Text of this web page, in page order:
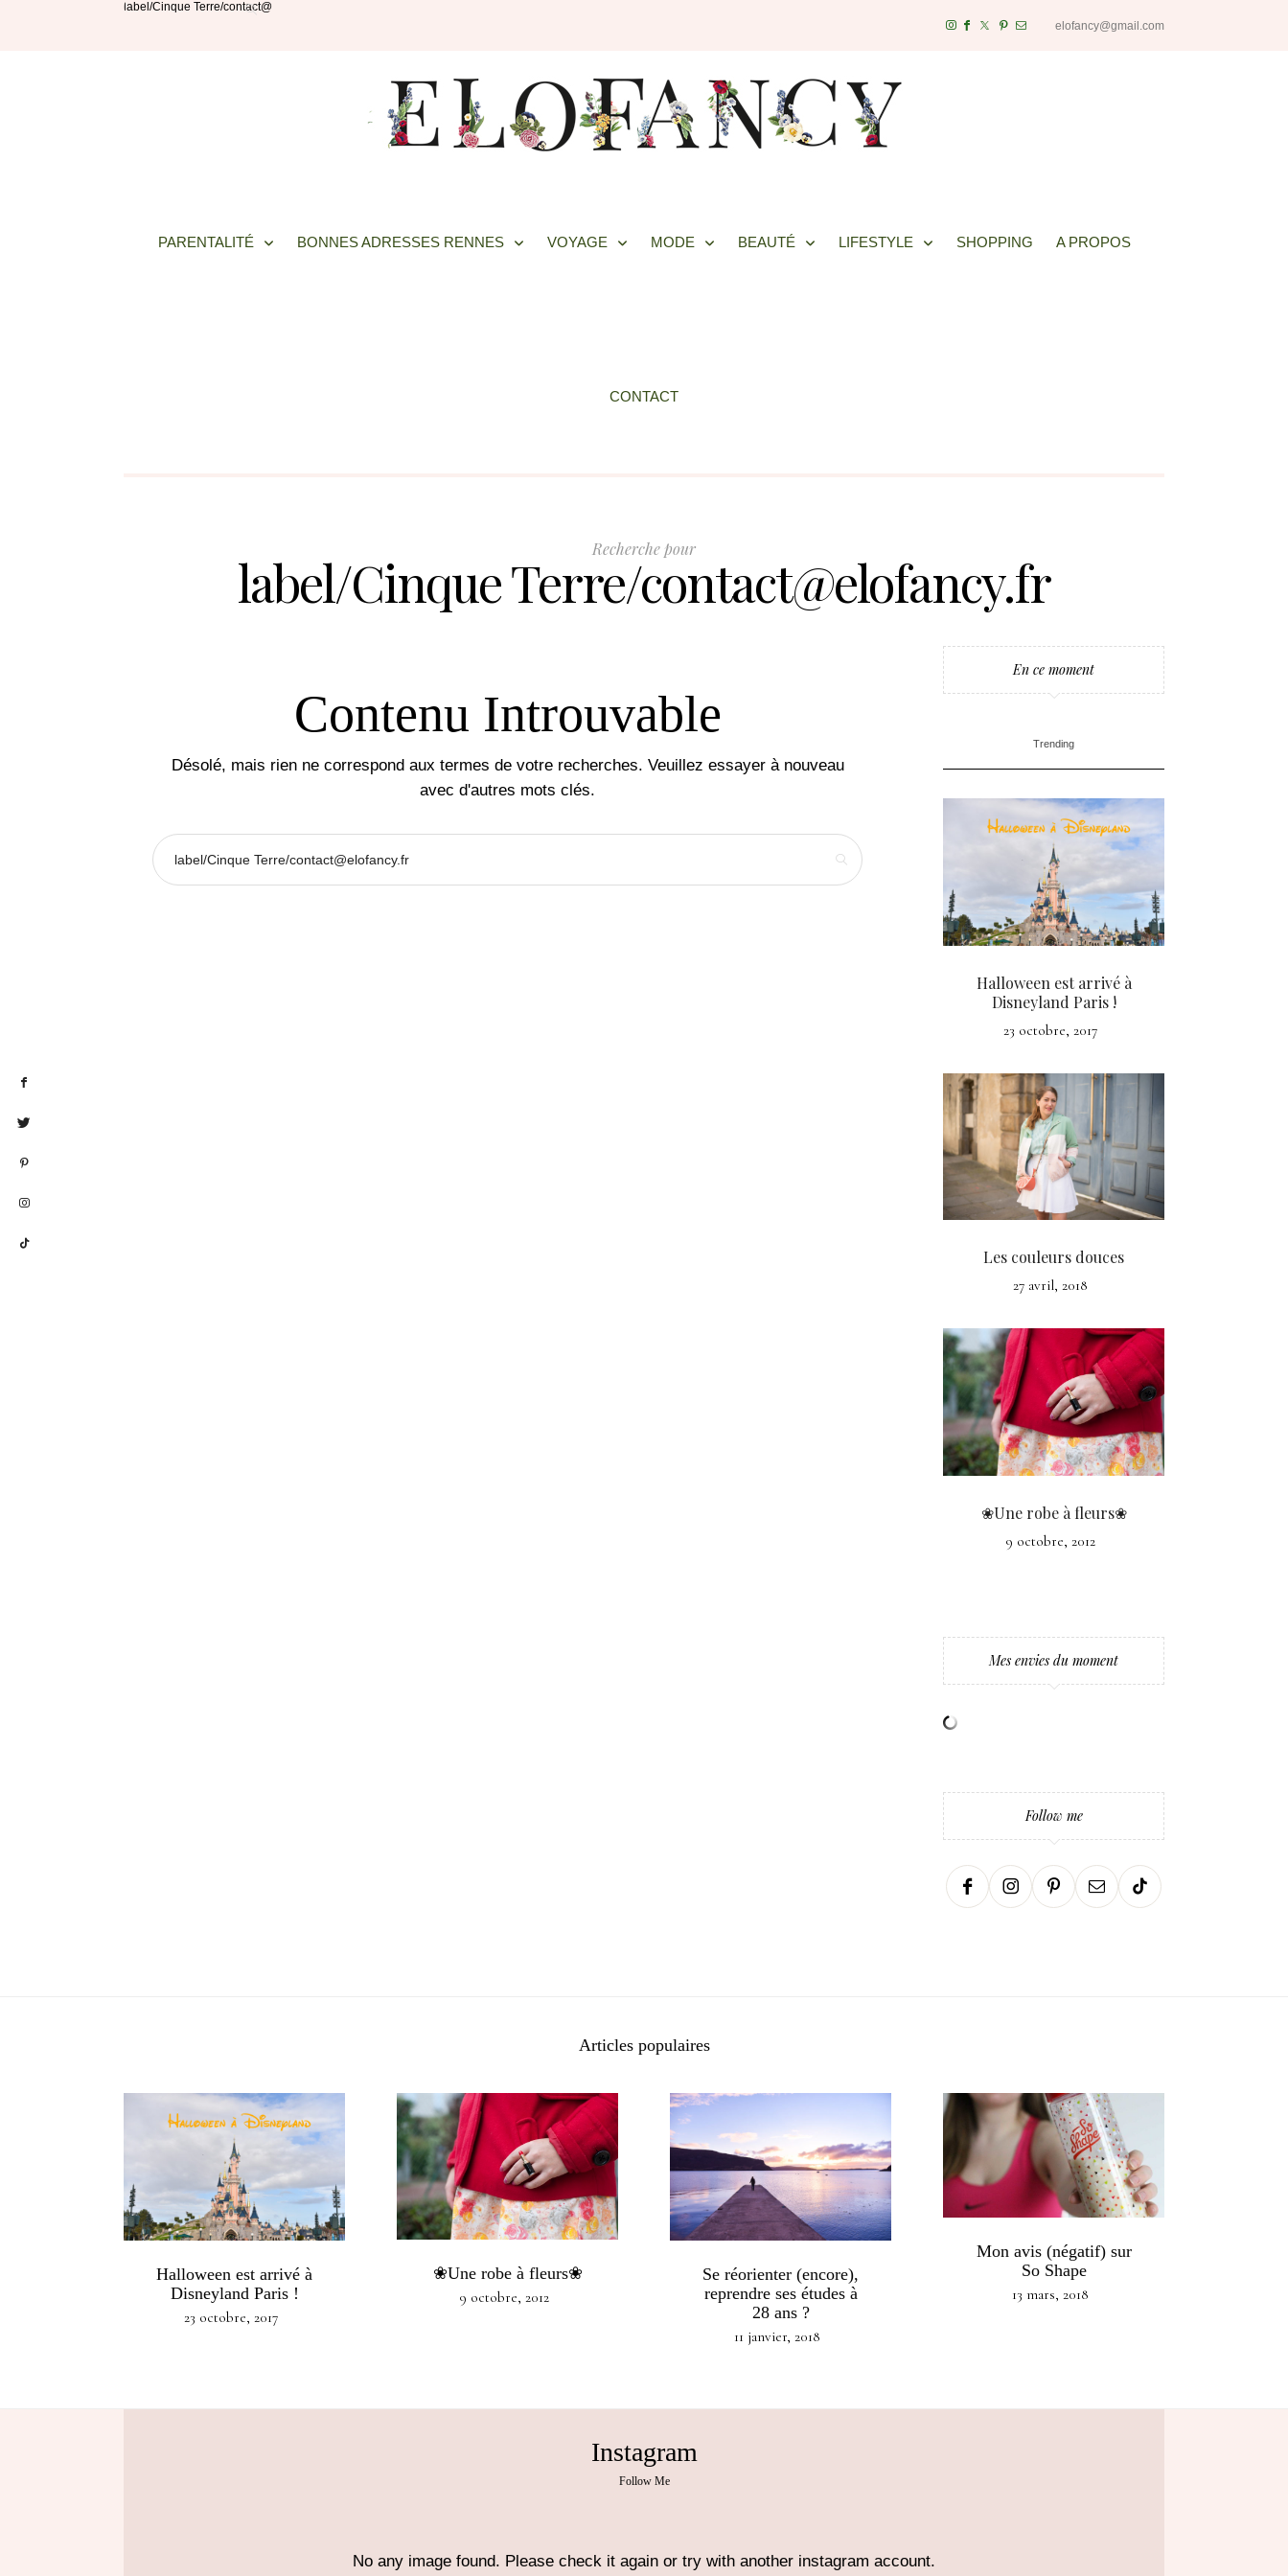
elofancy@gmail.com
PARENTALITÉ BONNES ADRESSES RENNES VOYAGE MODE BEAUTÉ LIFESTYLE SHOPPING A PROPOS
CONTACT
Recherche pour
label/Cinque Terre/contact@elofancy.fr
Contenu Introuvable
Désolé, mais rien ne correspond aux termes de votre recherches. Veuillez essayer à nouveau
avec d'autres mots clés.
En ce moment
Trending
Halloween est arrivé à
Disneyland Paris !
23 octobre, 2017
Les couleurs douces
27 avril, 2018
❀Une robe à fleurs❀
9 octobre, 2012
Mes envies du moment
Follow me
Articles populaires
Halloween est arrivé à
Disneyland Paris !
23 octobre, 2017
❀Une robe à fleurs❀
9 octobre, 2012
Se réorienter (encore),
reprendre ses études à
28 ans ?
11 janvier, 2018
Mon avis (négatif) sur
So Shape
13 mars, 2018
Instagram
Follow Me
No any image found. Please check it again or try with another instagram account.